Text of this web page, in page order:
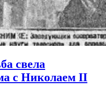
свела
с Николаем II